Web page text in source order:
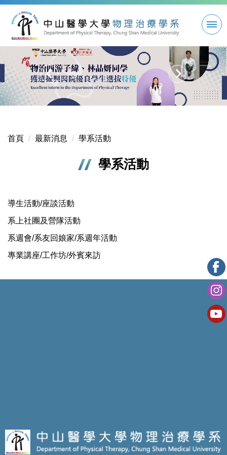
到
要
容
區
首頁 最新消息 學系活動
學系活動
導生活動/座談活動
系上社團及營隊活動
系週會/系友回娘家/系週年活動
專業講座/工作坊/外賓來訪